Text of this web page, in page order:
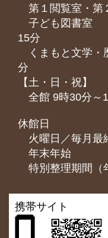
第１閲覧室・第
子ども図書
15分
くまもと⽂学
分
【土・日・祝】
全館 9時30分～
休館日
火曜日／毎月最
年末年始
特別整理期間（
携帯サイト